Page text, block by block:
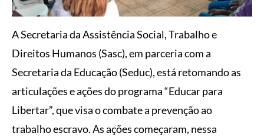
A Secretaria da Assistência Social, Trabalho e
Direitos Humanos (Sasc), em parceria com a
Secretaria da Educação (Seduc), está retomando as
articulações e ações do programa “Educar para
Libertar”, que visa o combate a prevenção ao
trabalho escravo. As ações começaram, nessa